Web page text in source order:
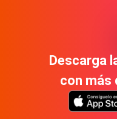
Descarga
con más